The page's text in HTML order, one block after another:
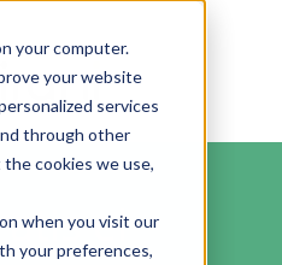
your computer.
your website
services
through other
cookies we use,
when you visit our
your preferences,
el